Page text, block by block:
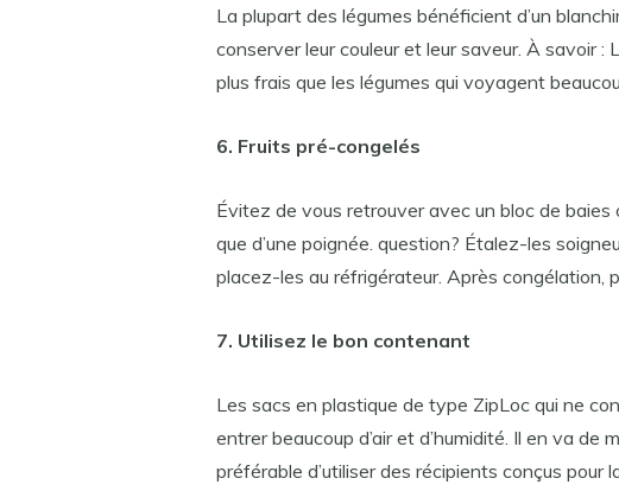
La plupart des légumes bénéficient d’un
conserver leur couleur et leur saveur. À savoir
plus frais que les légumes qui voyagent
6. Fruits pré-congelés
Évitez de vous retrouver avec un bloc de baies
que d’une poignée. question? Étalez-les
placez-les au réfrigérateur. Après congélation,
7. Utilisez le bon contenant
Les sacs en plastique de type ZipLoc qui ne
entrer beaucoup d’air et d’humidité. Il en va
préférable d’utiliser des récipients conçus pour